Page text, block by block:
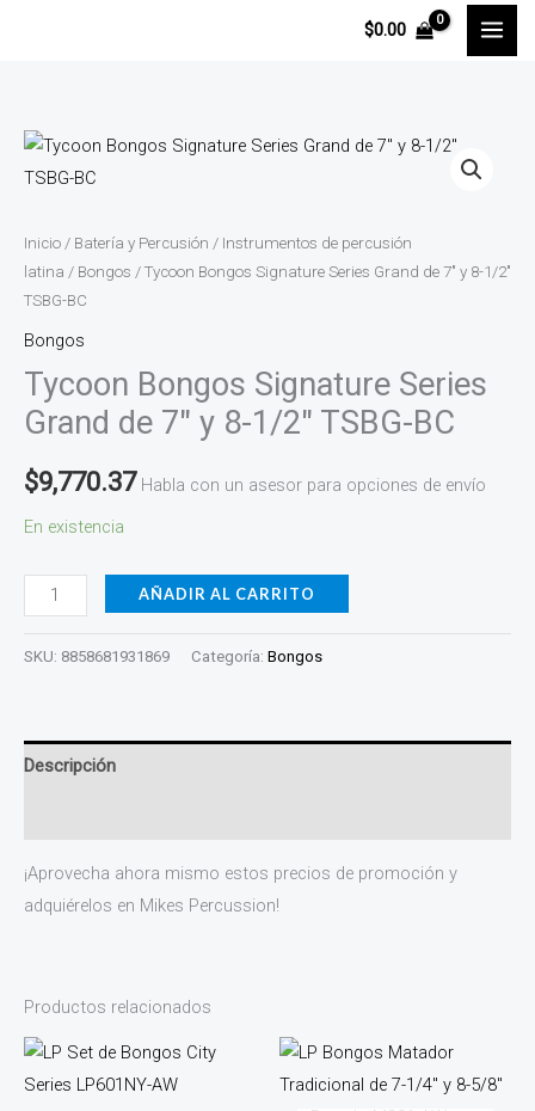
$0.00
Inicio / Batería y Percusión / Instrumentos de percusión
latina / Bongos / Tycoon Bongos Signature Series Grand de 7″ y 8-1/2″
TSBG-BC
Bongos
Tycoon Bongos Signature Series
Grand de 7″ y 8-1/2″ TSBG-BC
$9,770.37 Habla con un asesor para opciones de envío
En existencia
Tycoon
Bongos
Series
Grand
de
7″
y
8-
1/2″
TSBG-
BC
cantidad
AÑADIR AL CARRITO
SKU: 8858681931869 Categoría: Bongos
Descripción
¡Aprovecha ahora mismo estos precios de promoción y
adquiérelos en Mikes Percussion!
Productos relacionados